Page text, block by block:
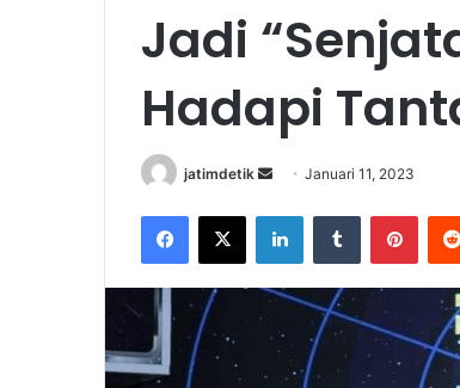
Jadi
Hadapi
jatimdetik
Send
email
Januari 11, 2023
Facebook
X LinkedInTumblr